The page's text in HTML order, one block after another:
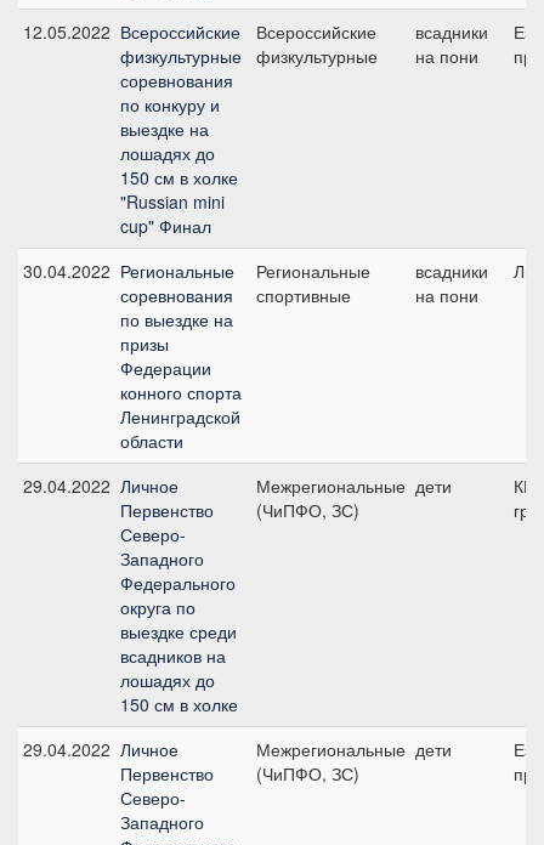
12.05.2022 Всероссийские
физкультурные
соревнования
по конкуру и
выездке на
лошадях до
150 см в холке
"Russian mini
cup" Финал
Всероссийские
физкультурные
всадники
на пони
30.04.2022 Региональные
соревнования
по выездке на
призы
Федерации
конного спорта
Ленинградской
области
Региональные
спортивные
всадники
на пони
29.04.2022 Личное
Первенство
Северо-
Западного
Федерального
округа по
выездке среди
всадников на
лошадях до
150 см в холке
Межрегиональные
(ЧиПФО, ЗС)
дети
29.04.2022 Личное
Первенство
Северо-
Западного
Межрегиональные
(ЧиПФО, ЗС)
дети